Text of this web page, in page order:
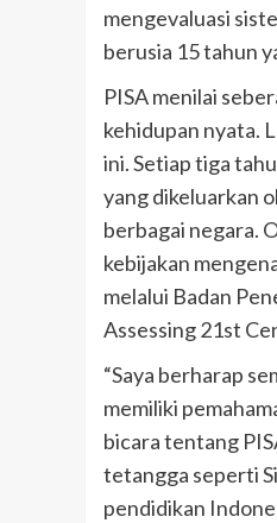
mengevaluasi
berusia 15 tahun
PISA menilai
kehidupan nyata.
ini. Setiap tiga
yang dikeluarkan
berbagai negara.
kebijakan
melalui Badan
Assessing 21st
“Saya berharap
memiliki
bicara tentang
tetangga seperti
pendidikan